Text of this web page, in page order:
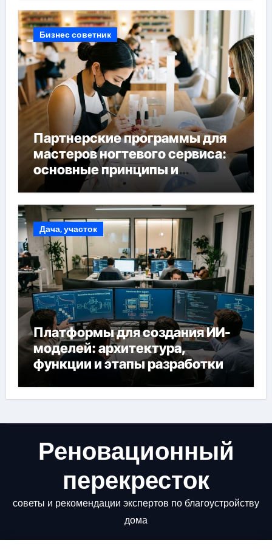
Бизнес советник
Партнерские программы для
мастеров ногтевого сервиса:
основные принципы и
форматы участия
Дача, участок
Платформы для создания ИИ-
моделей: архитектура,
функции и этапы разработки
Реновационный
перекресток
советы и рекомендации экспертов по благоустройству
дома